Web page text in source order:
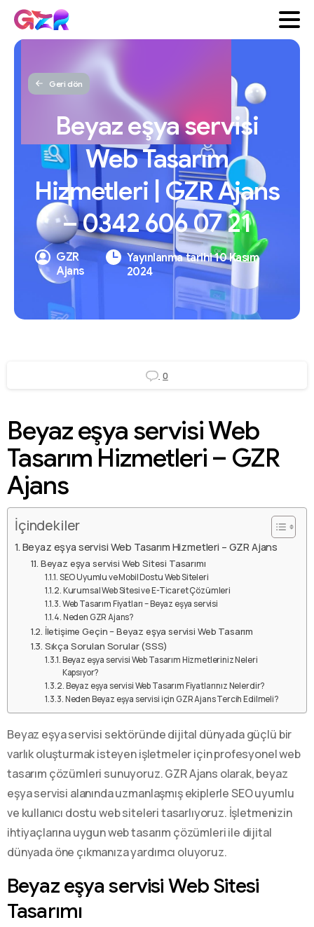
Geri dön
Beyazeşyaservisi
WebTasarım
Hizmetleri GZRAjans
–03426060721
GZR
Ajans
Yayınlanma tarihi 10 Kasım
2024
0
Beyaz eşya servisi Web
Tasarım Hizmetleri – GZR
Ajans
İçindekiler
Beyaz eşya servisi Web Tasarım Hizmetleri – GZR Ajans
Beyaz eşya servisi Web Sitesi Tasarımı
SEO Uyumlu ve Mobil Dostu Web Siteleri
Kurumsal Web Sitesi ve E-Ticaret Çözümleri
Web Tasarım Fiyatları – Beyaz eşya servisi
Neden GZR Ajans?
İletişime Geçin – Beyaz eşya servisi Web Tasarım
Sıkça Sorulan Sorular (SSS)
Beyaz eşya servisi Web Tasarım Hizmetleriniz Neleri
Kapsıyor?
Beyaz eşya servisi Web Tasarım Fiyatlarınız Nelerdir?
Neden Beyaz eşya servisi için GZR Ajans Tercih Edilmeli?
Beyaz eşya servisi sektöründe dijital dünyada güçlü bir
varlık oluşturmak isteyen işletmeler için profesyonel web
tasarım çözümleri sunuyoruz. GZR Ajans olarak, beyaz
eşya servisi alanında uzmanlaşmış ekiplerle SEO uyumlu
ve kullanıcı dostu web siteleri tasarlıyoruz. İşletmenizin
ihtiyaçlarına uygun web tasarım çözümleri ile dijital
dünyada öne çıkmanıza yardımcı oluyoruz.
Beyaz eşya servisi Web Sitesi
Tasarımı